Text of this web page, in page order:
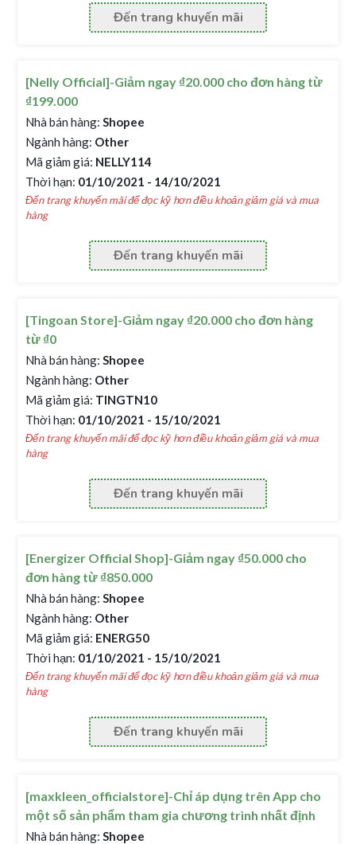
Đến trang khuyến mãi
[Nelly Official]-Giảm ngay ₫20.000 cho đơn hàng từ
₫199.000
Nhà bán hàng: Shopee
Ngành hàng: Other
Mã giảm giá: NELLY114
Thời hạn: 01/10/2021 - 14/10/2021
Đến trang khuyến mãi để đọc kỹ hơn điều khoản giảm giá và mua
hàng
Đến trang khuyến mãi
[Tingoan Store]-Giảm ngay ₫20.000 cho đơn hàng
từ ₫0
Nhà bán hàng: Shopee
Ngành hàng: Other
Mã giảm giá: TINGTN10
Thời hạn: 01/10/2021 - 15/10/2021
Đến trang khuyến mãi để đọc kỹ hơn điều khoản giảm giá và mua
hàng
Đến trang khuyến mãi
[Energizer Official Shop]-Giảm ngay ₫50.000 cho
đơn hàng từ ₫850.000
Nhà bán hàng: Shopee
Ngành hàng: Other
Mã giảm giá: ENERG50
Thời hạn: 01/10/2021 - 15/10/2021
Đến trang khuyến mãi để đọc kỹ hơn điều khoản giảm giá và mua
hàng
Đến trang khuyến mãi
[maxkleen_officialstore]-Chỉ áp dụng trên App cho
một số sản phẩm tham gia chương trình nhất định
Nhà bán hàng: Shopee